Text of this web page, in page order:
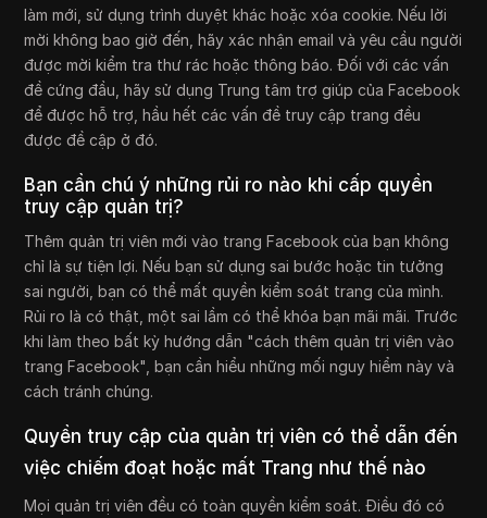
làm mới, sử dụng trình duyệt khác hoặc xóa cookie. Nếu lời
mời không bao giờ đến, hãy xác nhận email và yêu cầu người
được mời kiểm tra thư rác hoặc thông báo. Đối với các vấn
đề cứng đầu, hãy sử dụng Trung tâm trợ giúp của Facebook
để được hỗ trợ, hầu hết các vấn đề truy cập trang đều
được đề cập ở đó.
Bạn cần chú ý những rủi ro nào khi cấp quyền
truy cập quản trị?
Thêm quản trị viên mới vào trang Facebook của bạn không
chỉ là sự tiện lợi. Nếu bạn sử dụng sai bước hoặc tin tưởng
sai người, bạn có thể mất quyền kiểm soát trang của mình.
Rủi ro là có thật, một sai lầm có thể khóa bạn mãi mãi. Trước
khi làm theo bất kỳ hướng dẫn "cách thêm quản trị viên vào
trang Facebook", bạn cần hiểu những mối nguy hiểm này và
cách tránh chúng.
Quyền truy cập của quản trị viên có thể dẫn đến
việc chiếm đoạt hoặc mất Trang như thế nào
Mọi quản trị viên đều có toàn quyền kiểm soát. Điều đó có